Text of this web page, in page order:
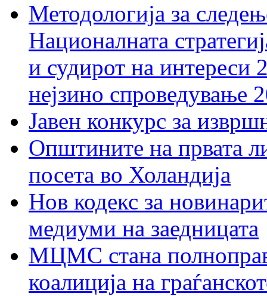
Методологија за
Националната
и судирот на интереси
нејзино спроведување
Јавен конкурс за
Општините на првата
посета во Холандија
Нов кодекс за
медиуми на заедницата
МЦМС стана
коалиција на